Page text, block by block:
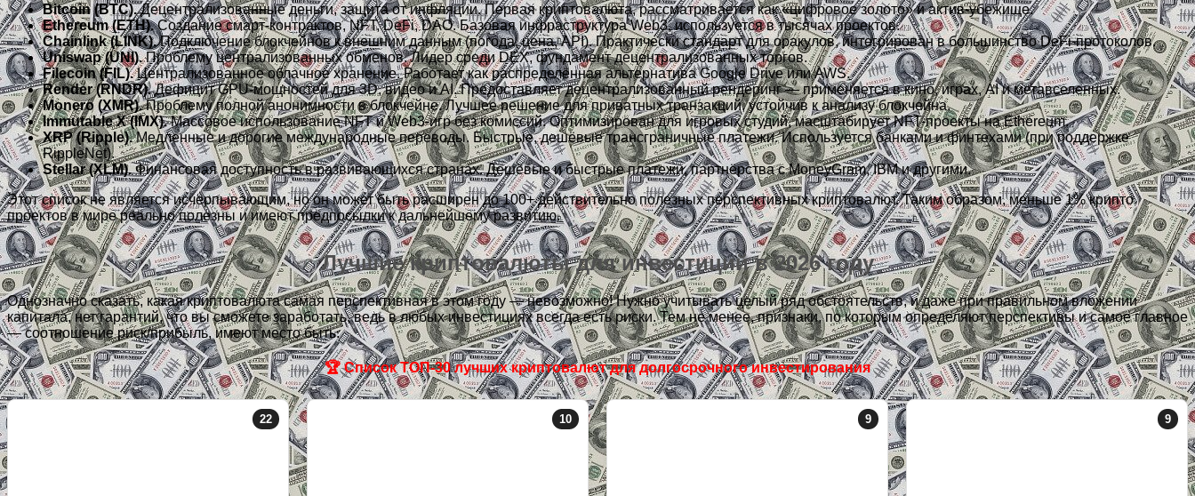
Bitcoin (BTC).Децентрализованные деньги, защита от инфляции. Первая криптовалюта, рассматривается как «цифровое золото» и актив-убежище.
Ethereum (ETH).Создание смарт-контрактов, NFT, DeFi, DAO. Базовая инфраструктура Web3, используется в тысячах проектов.
Chainlink (LINK).Подключение блокчейнов к внешним данным (погода, цена, API). Практически стандарт для оракулов, интегрирован в большинство DeFi-протоколов.
Uniswap (UNI).Проблему централизованных обменов. Лидер среди DEX, фундамент децентрализованных торгов.
Filecoin (FIL).Централизованное облачное хранение. Работает как распределённая альтернатива Google Drive или AWS.
Render (RNDR).Дефицит GPU-мощностей для 3D, видео и AI. Предоставляет децентрализованный рендеринг — применяется в кино, играх, AI и метавселенных.
Monero (XMR).Проблему полной анонимности в блокчейне. Лучшее решение для приватных транзакций, устойчив к анализу блокчейна.
Immutable X (IMX).Массовое использование NFT и Web3-игр без комиссий. Оптимизирован для игровых студий, масштабирует NFT-проекты на Ethereum.
XRP (Ripple).Медленные и дорогие международные переводы. Быстрые, дешёвые трансграничные платежи. Используется банками и финтехами (при поддержке
RippleNet).
Stellar (XLM).Финансовая доступность в развивающихся странах. Дешёвые и быстрые платежи, партнёрства с MoneyGram, IBM и другими.
Этот список не является исчерпывающим, но он может быть расширен до 100+ действительно полезных перспективных криптовалют. Таким образом, меньше 1% крипто
проектов в мире реально полезны и имеют предпосылки к дальнейшему развитию.
Лучшие криптовалюты для инвестиций в 2026 году
Однозначно сказать, какая криптовалюта самая перспективная в этом году — невозможно! Нужно учитывать целый ряд обстоятельств, и даже при правильном вложении
капитала, нет гарантий, что вы сможете заработать, ведь в любых инвестициях всегда есть риски. Тем не менее, признаки, по которым определяют перспективы и самое главное
— соотношение риск/прибыль, имеют место быть.
🏆 Список ТОП-30 лучших криптовалют для долгосрочного инвестирования
22 10 9 9